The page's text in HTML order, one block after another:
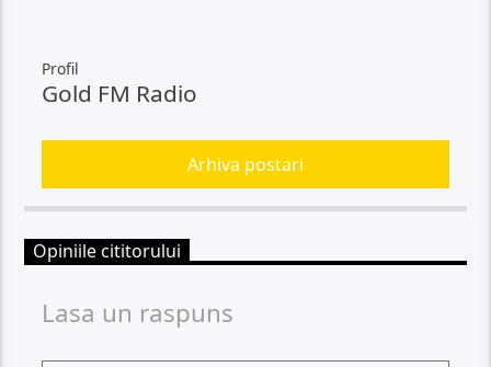
Profil
Gold FM Radio
Arhiva postari
Opiniile cititorului
Lasa un raspuns